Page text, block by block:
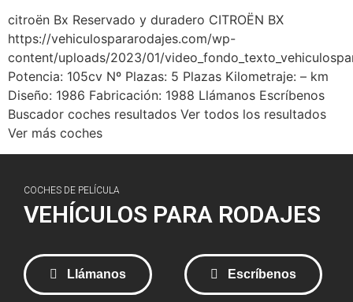
citroën Bx Reservado y duradero CITROËN BX
https://vehiculospararodajes.com/wp-
content/uploads/2023/01/
Potencia: 105cv Nº Plazas: 5 Plazas Kilometraje: – km
Diseño: 1986 Fabricación: 1988 Llámanos Escríbenos
Buscador coches resultados Ver todos los resultados
Ver más coches
COCHES DE PELÍCULA
VEHÍCULOS PARA RODAJES
Llámanos Escríbenos